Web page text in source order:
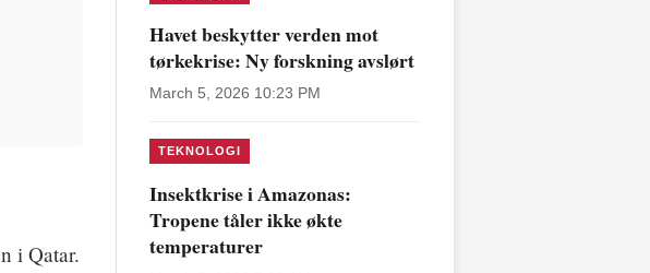
i Qatar.
Havet beskytter verden mot
tørkekrise: Ny forskning avslørt
March 5, 2026 10:23 PM
TEKNOLOGI
Insektkrise i Amazonas:
Tropene tåler ikke økte
temperaturer